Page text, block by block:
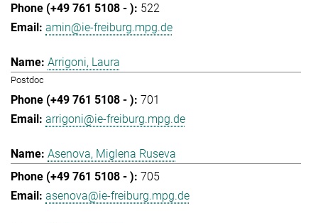
522
amin@ie-freiburg.mpg.de
Arrigoni, Laura
Postdoc
701
arrigoni@ie-freiburg.mpg.de
Asenova, Miglena Ruseva
705
asenova@ie-freiburg.mpg.de